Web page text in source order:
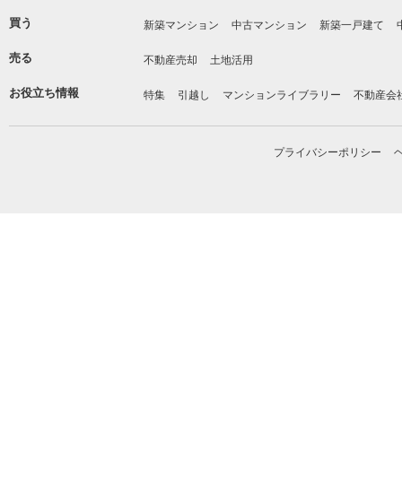
買う 新築マンション 中古マンション 新築一戸建て
売る 不動産売却 土地活用
お役立ち情報 特集 引越し マンションライブラリー 不動産会
プライバシーポリシー